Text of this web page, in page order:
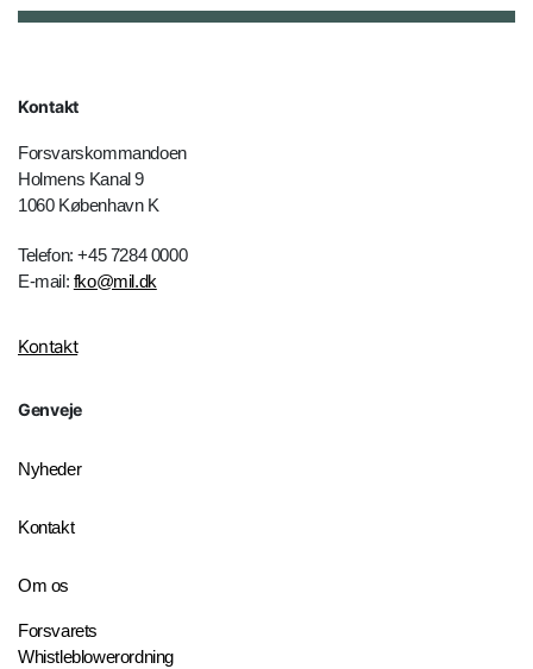
Kontakt
Forsvarskommandoen
Holmens Kanal 9
1060 København K
Telefon: +45 7284 0000
E-mail: fko@mil.dk
Kontakt
Genveje
Nyheder
Kontakt
Om os
Forsvarets
Whistleblowerordning